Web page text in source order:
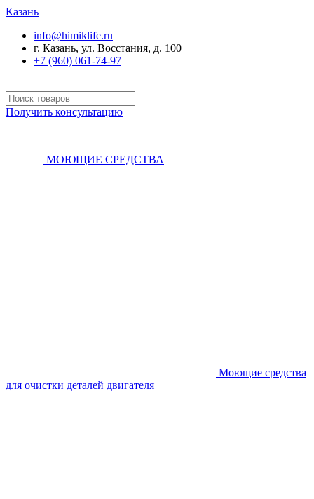
Казань
info@himiklife.ru
г. Казань, ул. Восстания, д. 100
+7 (960) 061-74-97
Получить консультацию
МОЮЩИЕ СРЕДСТВА
Моющие средства
для очистки деталей двигателя